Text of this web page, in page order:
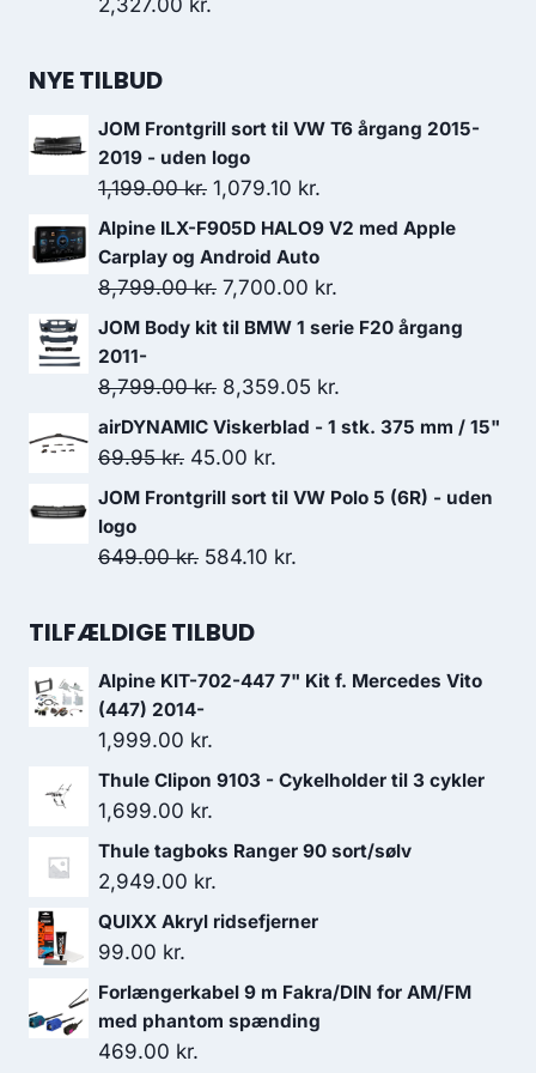
2,327.00 kr.
NYE TILBUD
JOM Frontgrill sort til VW T6 årgang 2015-
2019 - uden logo
1,199.00kr. Den
oprindelige
pris
var:
1,199.00 kr..
1,079.10 kr.
aktuelle
er:
1,079.10 kr..
Alpine ILX-F905D HALO9 V2 med Apple
Carplay og Android Auto
8,799.00kr. Den
oprindelige
var:
8,799.00 kr..
7,700.00 kr.
aktuelle
7,700.00 kr..
JOM Body kit til BMW 1 serie F20 årgang
2011-
8,799.00kr. Den
oprindelige
pris
8,359.05 kr.
aktuelle
airDYNAMIC Viskerblad - 1 stk. 375 mm / 15"
69.95kr. Den
oprindelige
var:
45.00 kr.
aktuelle
er:
JOM Frontgrill sort til VW Polo 5 (6R) - uden
logo
649.00kr. Den
pris
649.00 kr..
584.10 kr.
584.10 kr..
TILFÆLDIGE TILBUD
Alpine KIT-702-447 7" Kit f. Mercedes Vito
(447) 2014-
1,999.00 kr.
Thule Clipon 9103 - Cykelholder til 3 cykler
1,699.00 kr.
Thule tagboks Ranger 90 sort/sølv
2,949.00 kr.
QUIXX Akryl ridsefjerner
99.00 kr.
Forlængerkabel 9 m Fakra/DIN for AM/FM
med phantom spænding
469.00 kr.